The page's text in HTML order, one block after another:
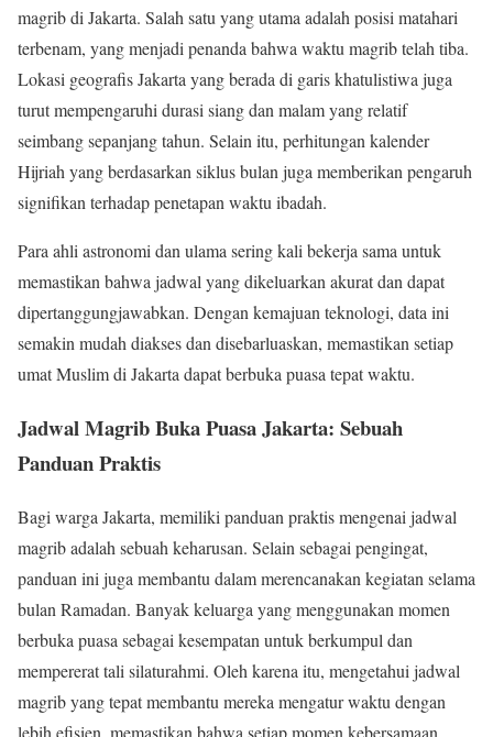
magrib di Jakarta. Salah satu yang utama adalah posisi matahari
terbenam, yang menjadi penanda bahwa waktu magrib telah tiba.
Lokasi geografis Jakarta yang berada di garis khatulistiwa juga
turut mempengaruhi durasi siang dan malam yang relatif
seimbang sepanjang tahun. Selain itu, perhitungan kalender
Hijriah yang berdasarkan siklus bulan juga memberikan pengaruh
signifikan terhadap penetapan waktu ibadah.
Para ahli astronomi dan ulama sering kali bekerja sama untuk
memastikan bahwa jadwal yang dikeluarkan akurat dan dapat
dipertanggungjawabkan. Dengan kemajuan teknologi, data ini
semakin mudah diakses dan disebarluaskan, memastikan setiap
umat Muslim di Jakarta dapat berbuka puasa tepat waktu.
Jadwal Magrib Buka Puasa Jakarta: Sebuah
Panduan Praktis
Bagi warga Jakarta, memiliki panduan praktis mengenai jadwal
magrib adalah sebuah keharusan. Selain sebagai pengingat,
panduan ini juga membantu dalam merencanakan kegiatan selama
bulan Ramadan. Banyak keluarga yang menggunakan momen
berbuka puasa sebagai kesempatan untuk berkumpul dan
mempererat tali silaturahmi. Oleh karena itu, mengetahui jadwal
magrib yang tepat membantu mereka mengatur waktu dengan
lebih efisien, memastikan bahwa setiap momen kebersamaan